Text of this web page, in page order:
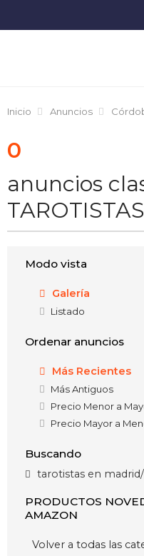
Inicio Anuncios
0
anuncios
Modo vista
Galería
Listado
Ordenar anuncios
Más Recientes
Más Antiguos
Precio Menor a
Precio Mayor a
Buscando
tarotistas en
PRODUCTOS
AMAZON
Volver a todas las